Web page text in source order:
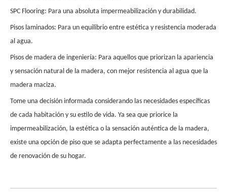
SPC Flooring: Para una absoluta impermeabilización y durabilidad.
Pisos laminados: Para un equilibrio entre estética y resistencia moderada
al agua.
Pisos de madera de ingeniería: Para aquellos que priorizan la apariencia
y sensación natural de la madera, con mejor resistencia al agua que la
madera maciza.
Tome una decisión informada considerando las necesidades específicas
de cada habitación y su estilo de vida. Ya sea que priorice la
impermeabilización, la estética o la sensación auténtica de la madera,
existe una opción de piso que se adapta perfectamente a las necesidades
de renovación de su hogar.